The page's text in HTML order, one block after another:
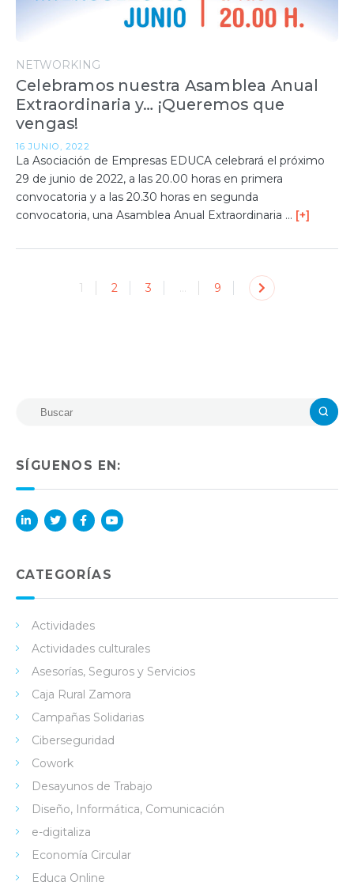
NETWORKING
Celebramos nuestra Asamblea Anual
Extraordinaria y… ¡Queremos que
vengas!
16 JUNIO, 2022
La Asociación de Empresas EDUCA celebrará el próximo
29 de junio de 2022, a las 20.00 horas en primera
convocatoria y a las 20.30 horas en segunda
convocatoria, una Asamblea Anual Extraordinaria … [+]
1 2 3 … 9
SÍGUENOS EN:
in
ok
e
CATEGORÍAS
Actividades
Actividades culturales
Asesorías, Seguros y Servicios
Caja Rural Zamora
Campañas Solidarias
Ciberseguridad
Cowork
Desayunos de Trabajo
Diseño, Informática, Comunicación
e-digitaliza
Economía Circular
Educa Online